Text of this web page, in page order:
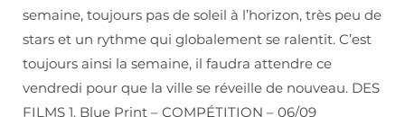
semaine, toujours pas de soleil à l’horizon, très peu de
stars et un rythme qui globalement se ralentit. C’est
toujours ainsi la semaine, il faudra attendre ce
vendredi pour que la ville se réveille de nouveau. DES
FILMS 1. Blue Print – COMPÉTITION – 06/09